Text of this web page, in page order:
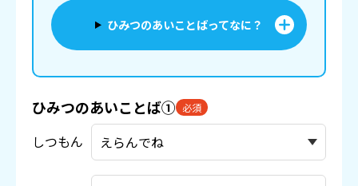
ひみつのあいことばってなに？
ひみつのあいことば① 必須
しつもん